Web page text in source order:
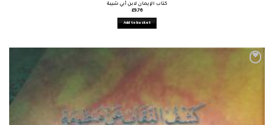
كتاب الإيمان لابن أبي شيبة
£9.76
Add to basket